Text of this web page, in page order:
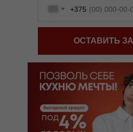
Рассрочка0%
Бесплатная
+375
ОСТАВИТЬ
4
6
конфигурациях
помощь в выборе
актуальную